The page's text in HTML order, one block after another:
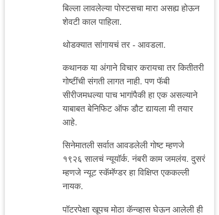
बिल्ला लावलेल्या पोस्टसचा मारा असह्य होऊन
शेवटी काल पाहिला.
थोडक्यात सांगायचं तर - आवडला.
कथानक या अंगाने विचार करायचा तर कितीतरी
गोष्टींची संगती लागत नाही. पण फॅबी
सीरीजमधल्या पाच भागांपैकी हा एक असल्याने
याबाबत बेनिफिट ऑफ डौट द्यायला मी तयार
आहे.
सिनेमातली सर्वात आवडलेली गोष्ट म्हणजे
१९२६ सालचं न्यूयॉर्क. नंबरी काम जमलंय. दुसरं
म्हणजे न्यूट स्कॅमॅण्डर हा विक्षिप्त एककल्ली
नायक.
पॉटरपेक्षा खूपच मोठा कॅन्व्हास घेऊन आलेली ही